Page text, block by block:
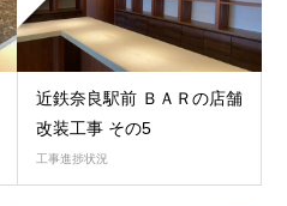
近鉄奈良駅前 ＢＡＲの店舗
改装工事 その5
工事進捗状況